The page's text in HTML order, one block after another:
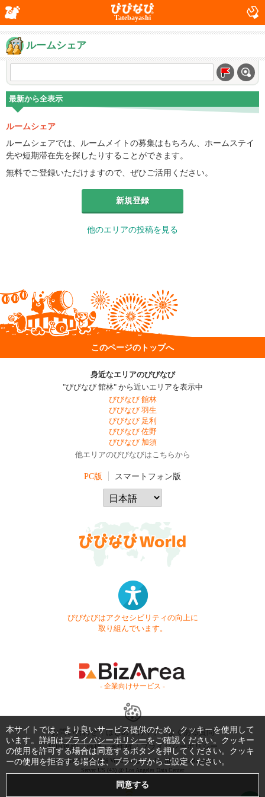
Tatebayashi
ルームシェア
最新から全表示
ルームシェア
ルームシェアでは、ルームメイトの募集はもちろん、ホームステイ
先や短期滞在先を探したりすることができます。
無料でご登録いただけますので、ぜひご活用ください。
新規登録
他のエリアの投稿を見る
このページのトップへ
身近なエリアのびびなび
"びびなび 館林" から近いエリアを表示中
びびなび 館林
びびなび 羽生
びびなび 足利
びびなび 佐野
びびなび 加須
他エリアのびびなびはこちらから
PC版 スマートフォン版
びびなびはアクセシビリティの向上に
取り組んでいます。
- 企業向けサービス -
お問い合わせ はじめてガイド
よくある質問
利用規約
商標・著作権 プライバシーポリシー
Copyright © 1999-2026 Vivid Navigation, Inc. All Rights Reserved.
Server US (43) @ Los Angeles Data Center
本サイトでは、より良いサービス提供のため、クッキーを使用して
います。詳細はプライバシーポリシーをご確認ください。クッキー
の使用を許可する場合は同意するボタンを押してください。クッキ
ーの使用を拒否する場合は、ブラウザからご設定ください。